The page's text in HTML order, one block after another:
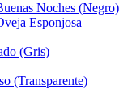
Noches (Negro)
Esponjosa
(Gris)
(Transparente)